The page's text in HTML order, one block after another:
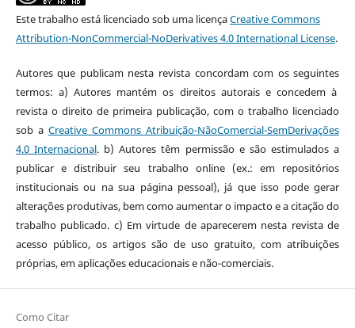
Este trabalho está licenciado sob uma licençaCreative Commons
Attribution-NonCommercial-NoDerivatives 4.0 International License.
Autores que publicam nesta revista concordam com os seguintes
termos: a) Autores mantém os direitos autorais e concedem à
revista o direito de primeira publicação, com o trabalho licenciado
sob a Creative Commons Atribuição-NãoComercial-SemDerivações
4.0 Internacional. b) Autores têm permissão e são estimulados a
publicar e distribuir seu trabalho online (ex.: em repositórios
institucionais ou na sua página pessoal), já que isso pode gerar
alterações produtivas, bem como aumentar o impacto e a citação do
trabalho publicado. c) Em virtude de aparecerem nesta revista de
acesso público, os artigos são de uso gratuito, com atribuições
próprias, em aplicações educacionais e não-comerciais.
Como Citar